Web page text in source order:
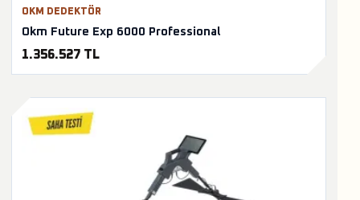
OKM DEDEKTÖR
Okm Future Exp 6000 Professional
1.356.527 TL